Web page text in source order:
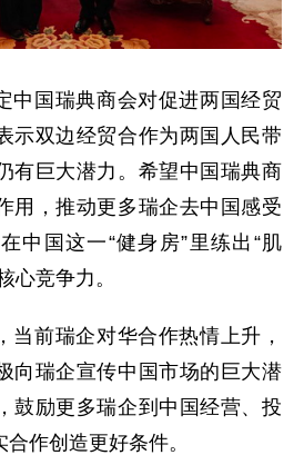
中国瑞典商会对促进两国经贸
示双边经贸合作为两国人民带
有巨大潜力。希望中国瑞典商
用，推动更多瑞企去中国感受
中国这一“健身房”里练出“肌
心竞争力。
当前瑞企对华合作热情上升，
向瑞企宣传中国市场的巨大潜
鼓励更多瑞企到中国经营、投
作创造更好条件。